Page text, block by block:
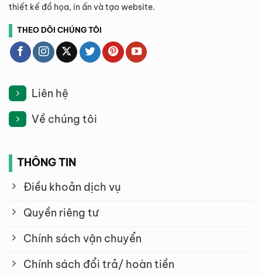
thiết kế đồ họa, in ấn và tạo website.
THEO DÕI CHÚNG TÔI
Liên hệ
Về chúng tôi
THÔNG TIN
Điều khoản dịch vụ
Quyền riêng tư
Chính sách vận chuyển
Chính sách đổi trả/ hoàn tiền